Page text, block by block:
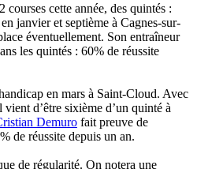
courses cette année, des quintés :
janvier et septième à Cagnes-sur-
éventuellement. Son entraîneur
les quintés : 60% de réussite
en mars à Saint-Cloud. Avec
d’être sixième d’un quinté à
Demuro fait preuve de
de réussite depuis un an.
de régularité. On notera une